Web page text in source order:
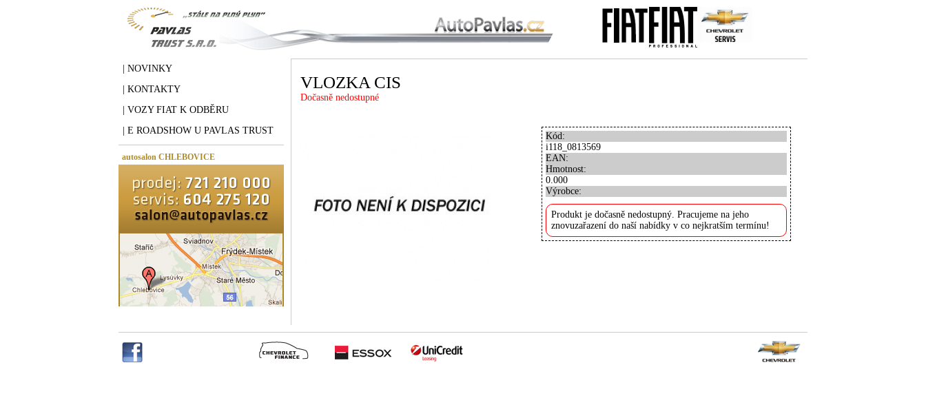
| NOVINKY
| KONTAKTY
| VOZY FIAT K ODBĚRU
| E ROADSHOW U PAVLAS TRUST
autosalon CHLEBOVICE
VLOZKA CIS
Dočasně nedostupné
Kód:
i118_0813569
EAN:
Hmotnost:
0.000
Výrobce:
Produkt je dočasně nedostupný. Pracujeme na jeho
znovuzařazení do naší nabídky v co nejkratším termínu!